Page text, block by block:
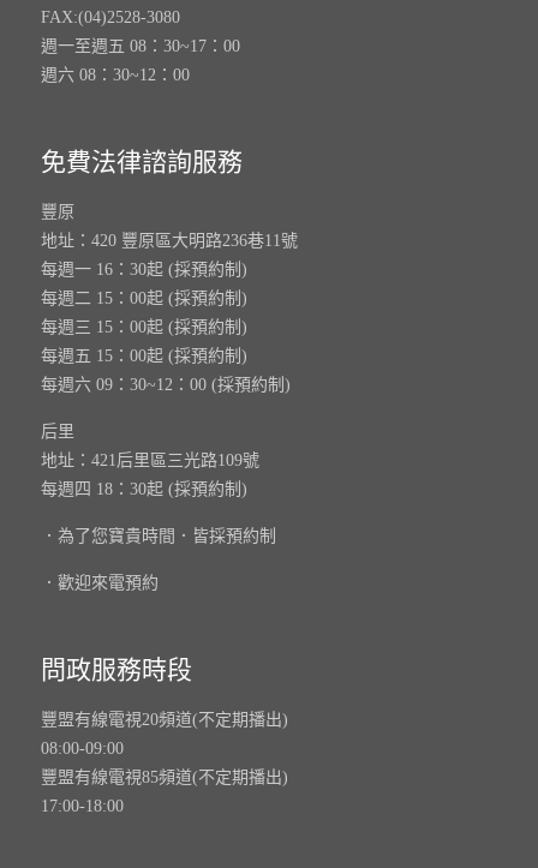
FAX:(04)2528-3080
週一至週五 08：30~17：00
週六 08：30~12：00
免費法律諮詢服務
豐原
地址：420 豐原區大明路236巷11號
每週一 16：30起 (採預約制)
每週二 15：00起 (採預約制)
每週三 15：00起 (採預約制)
每週五 15：00起 (採預約制)
每週六 09：30~12：00 (採預約制)
后里
地址：421后里區三光路109號
每週四 18：30起 (採預約制)
．為了您寶貴時間．皆採預約制
．歡迎來電預約
問政服務時段
豐盟有線電視20頻道(不定期播出)
08:00-09:00
豐盟有線電視85頻道(不定期播出)
17:00-18:00